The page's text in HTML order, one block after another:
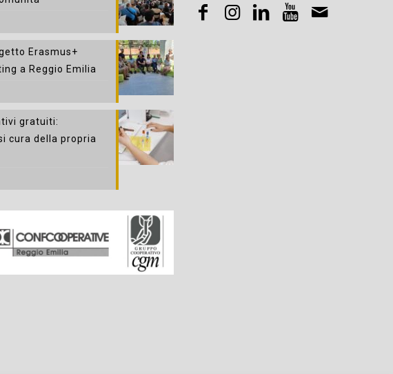
Erasmus+
a Reggio Emilia
gratuiti:
cura della propria